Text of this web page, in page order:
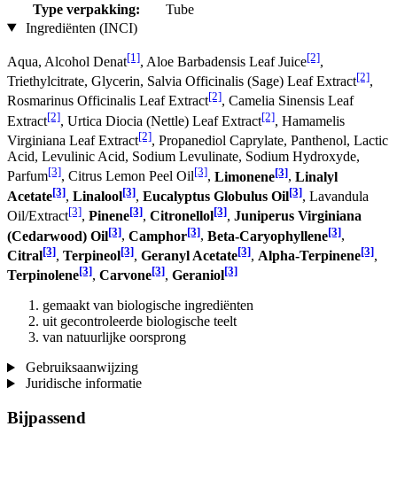
Type verpakking:
Tube
Ingrediënten (INCI)
Aqua, Alcohol Denat[1], Aloe Barbadensis Leaf Juice[2],
Triethylcitrate, Glycerin, Salvia Officinalis (Sage) Leaf Extract[2],
Rosmarinus Officinalis Leaf Extract[2], Camelia Sinensis Leaf
Extract[2], Urtica Diocia (Nettle) Leaf Extract[2], Hamamelis
Virginiana Leaf Extract[2], Propanediol Caprylate, Panthenol, Lactic
Acid, Levulinic Acid, Sodium Levulinate, Sodium Hydroxyde,
Parfum[3], Citrus Lemon Peel Oil[3], Limonene[3], Linalyl
Acetate[3], Linalool[3], Eucalyptus Globulus Oil[3], Lavandula
Oil/Extract[3], Pinene[3], Citronellol[3], Juniperus Virginiana
(Cedarwood) Oil[3], Camphor[3], Beta-Caryophyllene[3],
Citral[3], Terpineol[3], Geranyl Acetate[3], Alpha-Terpinene[3],
Terpinolene[3], Carvone[3], Geraniol[3]
gemaakt van biologische ingrediënten
uit gecontroleerde biologische teelt
van natuurlijke oorsprong
Gebruiksaanwijzing
Juridische informatie
Bijpassend